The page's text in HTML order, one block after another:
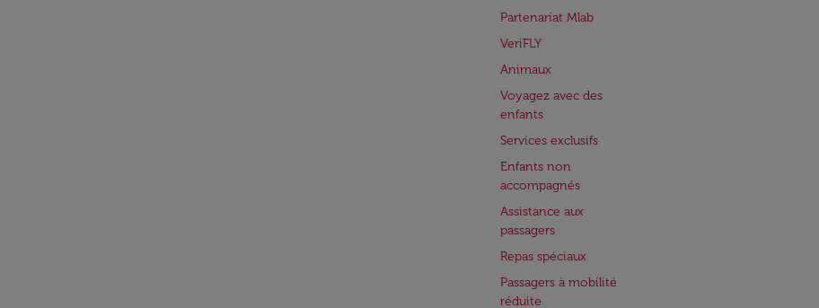
Partenariat Mlab
VeriFLY
Animaux
Voyagez avec des
enfants
Services exclusifs
Enfants non
accompagnés
Assistance aux
passagers
Repas spéciaux
Passagers à mobilité
réduite